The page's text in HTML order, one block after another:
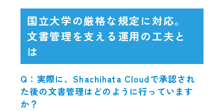
国立大学の厳格な規定に対応。
文書管理を支える運用の工夫と
は
Q：実際に、Shachihata Cloudで承認され
た後の文書管理はどのように行っています
か？